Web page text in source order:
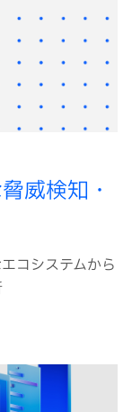
威検知・
コシステムから